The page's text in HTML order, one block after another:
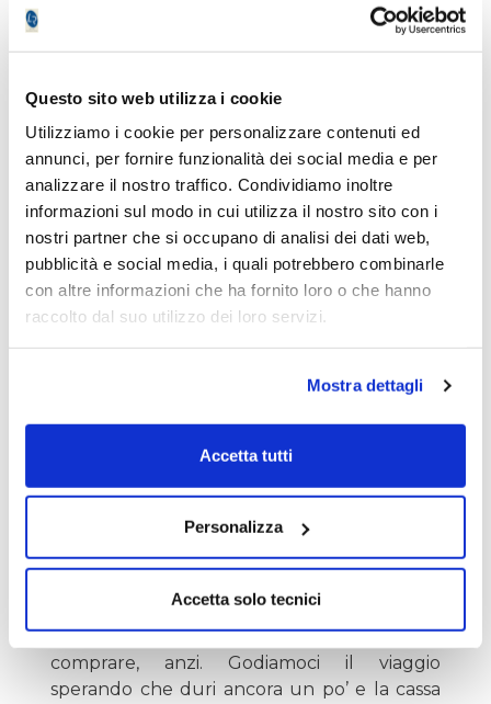
Questo sito web utilizza i cookie
Utilizziamo i cookie per personalizzare contenuti ed
annunci, per fornire funzionalità dei social media e per
analizzare il nostro traffico. Condividiamo inoltre
informazioni sul modo in cui utilizza il nostro sito con i
nostri partner che si occupano di analisi dei dati web,
pubblicità e social media, i quali potrebbero combinarle
con altre informazioni che ha fornito loro o che hanno
raccolto dal suo utilizzo dei loro servizi.
Mostra dettagli
Accetta tutti
Personalizza
Accetta solo tecnici
fine del 2018, poiché vorrebbe dire che
avete capitalizzato tutta la poderosa salita
qualche polso.
Allo stesso modo siamo contenti per coloro
che hanno saputo resistere alla paura e
hanno mantenuto dritta la barra del timone
insieme a noi, poiché ora possono godere di
un portafoglio che in tre anni (da quando vi
è stato l’avvicendamento nella gestione
della rubrica) ha prodotto una performance
107,99 che contro i 115,66 attuali porta ad un
pari al 20% del portafoglio, che
volutamente abbiamo tenuto libera in
attesa di vedere le azioni delle Banche
mercati. Vista la situazione attuale, in ottica
strategica non abbiamo nessuna fretta di
comprare, anzi. Godiamoci il viaggio
sperando che duri ancora un po’ e la cassa